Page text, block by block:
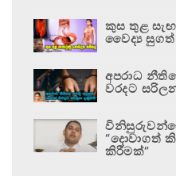
කුස තුළ
වෛද්‍ය
අපරාධ
වරදට
“දොවාගත්
කිරීමක්”